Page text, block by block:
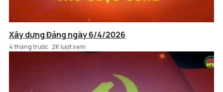
Xây dựng Đảng ngày 6/4/2026
4 tháng trước 2K lượt xem